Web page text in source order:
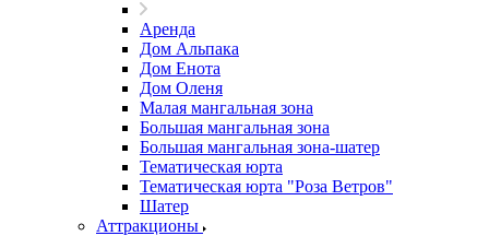
Аренда
Дом Альпака
Дом Енота
Дом Оленя
Малая мангальная зона
Большая мангальная зона
Большая мангальная зона-шатер
Тематическая юрта
Тематическая юрта "Роза Ветров"
Шатер
Аттракционы